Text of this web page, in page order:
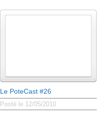
Le PoteCast #26
Posté le 12/05/2010